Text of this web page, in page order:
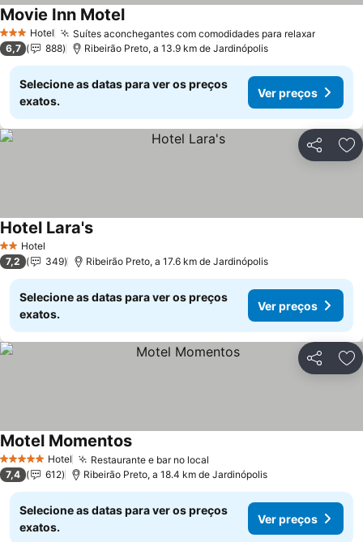
3 EstrelasHotel Suítes aconchegantes com comodidades para relaxar
Movie Inn Motel
6,7 888 Ribeirão Preto, a 13.9 km de Jardinópolis
Selecione as datas para ver os preços
exatos.
Ver preços
Partilhar
2 Estrelas
Hotel
Hotel Lara's
7,2 349 Ribeirão Preto, a 17.6 km de Jardinópolis
Selecione as datas para ver os preços
exatos.
Ver preços
Partilhar
5 Estrelas Hotel Restaurante e bar no local
Motel Momentos
7,4 612 Ribeirão Preto, a 18.4 km de Jardinópolis
Selecione as datas para ver os preços
exatos.
Ver preços